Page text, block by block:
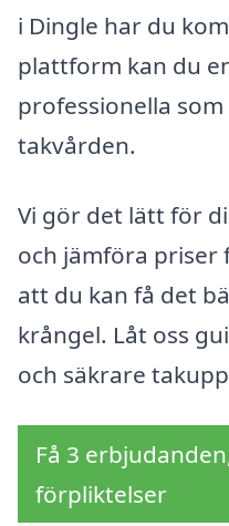
i Dingle har du
plattform kan du
professionella
takvården.
Vi gör det lätt för
och jämföra priser
att du kan få det
krångel. Låt oss
och säkrare
Få 3
förpliktelser